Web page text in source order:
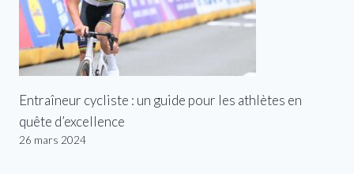
Entraîneur cycliste : un guide pour les athlètes en
quête d’excellence
26 mars 2024